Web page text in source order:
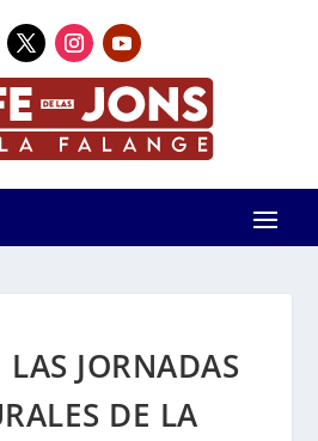
JORNADAS
DE LA